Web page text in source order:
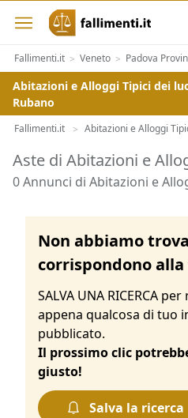
Fallimenti.it > Veneto > Padova
Abitazioni e Alloggi Tipici dei
Rubano
Fallimenti.it > Abitazioni e Alloggi
Non abbiamo
corrispondono
SALVA UNA RICERCA
appena qualcosa di tuo
pubblicato.
Il prossimo clic
giusto!
Salva la ricerca